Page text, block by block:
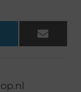
Email